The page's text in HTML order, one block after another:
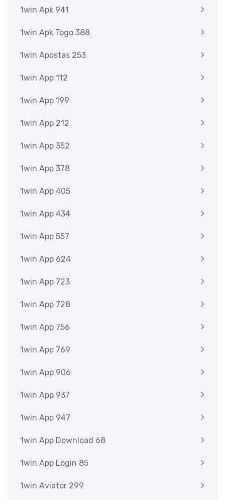
1win Apk 941
1win Apk Togo 388
1win Apostas 253
1win App 112
1win App 199
1win App 212
1win App 352
1win App 378
1win App 405
1win App 434
1win App 557
1win App 624
1win App 723
1win App 728
1win App 756
1win App 769
1win App 906
1win App 937
1win App 947
1win App Download 68
1win App Login 85
1win Aviator 299